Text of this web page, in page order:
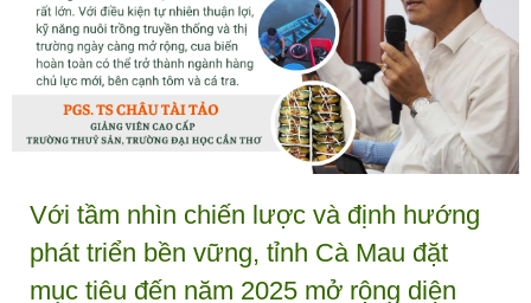
Với tầm nhìn chiến lược và định hướng
phát triển bền vững, tỉnh Cà Mau đặt
mục tiêu đến năm 2025 mở rộng diện